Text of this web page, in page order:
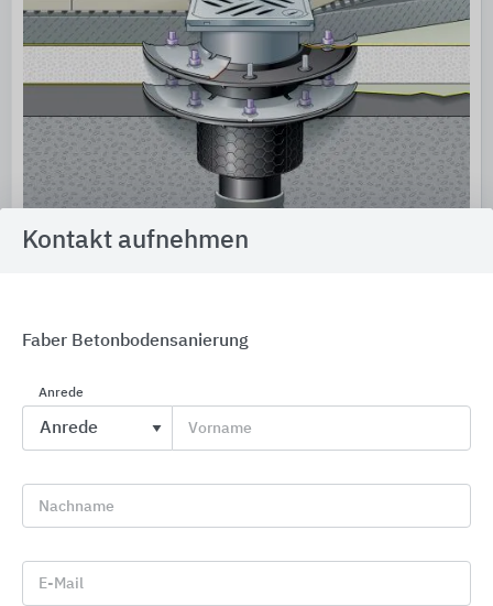
Ablauftechnik für Innen und Außen
Kontakt aufnehmen
Faber Betonbodensanierung
Anrede
Vorname
Nachname
E-Mail